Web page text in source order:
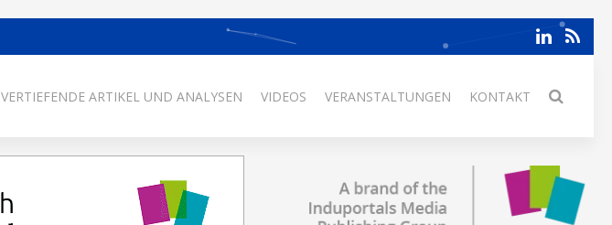
VERTIEFENDE ARTIKEL UND ANALYSEN VIDEOS VERANSTALTUNGEN KONTAKT